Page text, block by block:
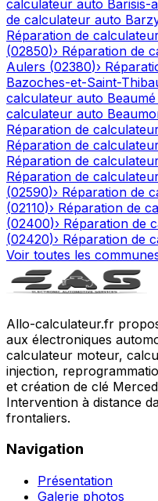
calculateur auto Barisis-
de calculateur auto
Réparation de
(02850)› Réparation de
Aulers (02380)›
Bazoches-et-Saint-
calculateur auto Beaumé
calculateur auto
Réparation de
Réparation de
Réparation de
Réparation de
(02590)› Réparation de
(02110)› Réparation de
(02400)› Réparation de
(02420)› Réparation de
Voir toutes les
Allo-calculateur.fr
aux électroniques
calculateur moteur,
injection,
et création de clé
Intervention à distance
frontaliers.
Navigation
Présentation
Galerie photos